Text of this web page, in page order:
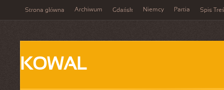
Strona główna Archiwum Gdańsk Niemcy Partia Spis
KOWAL